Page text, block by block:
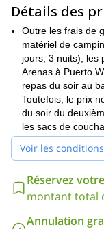
Bien que la
vous devez avoir
randonnée pour ce
beaucoup de
être dans...bonne
Vous êtes à la
gens ont vécues ?
peu de gens ont
rejoignez-moi
travers le monde.
jamais !
sur ce2 jours
Détails des
Outre les frais de
matériel de
jours, 3 nuits), les
Arenas à Puerto
repas du soir au
Toutefois, le prix
du soir du
les sacs de
Voir les
Réservez
montant total
Annulation